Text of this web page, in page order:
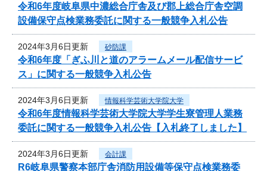
令和6年度岐阜県中濃総合庁舎及び郡上総合庁舎空調
設備保守点検業務委託に関する一般競争入札公告
2024年3月6日更新 砂防課
令和6年度「ぎふ川と道のアラームメール配信サービ
ス」に関する一般競争入札公告
2024年3月6日更新 情報科学芸術大学院大学
令和6年度情報科学芸術大学院大学学生寮管理人業務
委託に関する一般競争入札公告【入札終了しました】
2024年3月6日更新 会計課
R6岐阜県警察本部庁舎消防用設備等保守点検業務委